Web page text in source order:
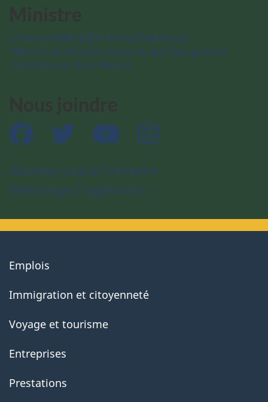
L’honorable Julie Aviva Dabrusin
Ministre de l’Environnement, du Changement
climatique et de la Nature
Facebook Twitter YouTube
Abonnez-vous à l’infolettre
Téléchargez l’application
About
government
Emplois
Immigration et citoyenneté
Voyage et tourisme
Entreprises
Prestations